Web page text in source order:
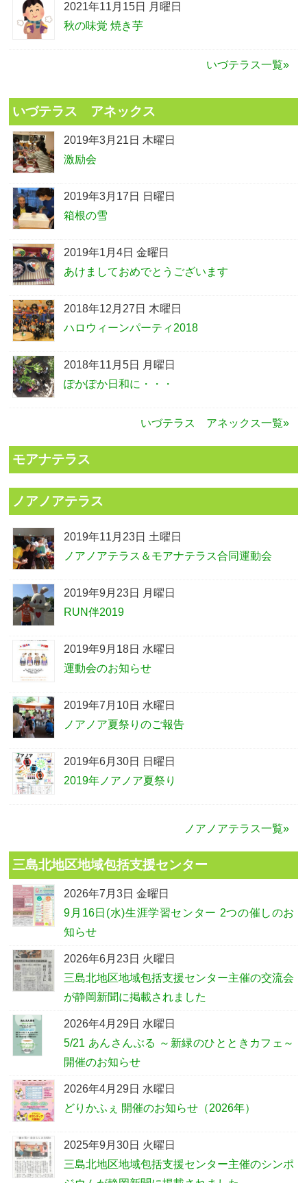
2021年11月15日 月曜日
秋の味覚 焼き芋
いづテラス一覧»
いづテラス アネックス
2019年3月21日 木曜日
激励会
2019年3月17日 日曜日
箱根の雪
2019年1月4日 金曜日
あけましておめでとうございます
2018年12月27日 木曜日
ハロウィーンパーティ2018
2018年11月5日 月曜日
ぽかぽか日和に・・・
いづテラス アネックス一覧»
モアナテラス
ノアノアテラス
2019年11月23日 土曜日
ノアノアテラス＆モアナテラス合同運動会
2019年9月23日 月曜日
RUN伴2019
2019年9月18日 水曜日
運動会のお知らせ
2019年7月10日 水曜日
ノアノア夏祭りのご報告
2019年6月30日 日曜日
2019年ノアノア夏祭り
ノアノアテラス一覧»
三島北地区地域包括支援センター
2026年7月3日 金曜日
9月16日(水)生涯学習センター 2つの催しのお
知らせ
2026年6月23日 火曜日
三島北地区地域包括支援センター主催の交流会
が静岡新聞に掲載されました
2026年4月29日 水曜日
5/21 あんさんぶる ～新緑のひとときカフェ～
開催のお知らせ
2026年4月29日 水曜日
どりかふぇ 開催のお知らせ（2026年）
2025年9月30日 火曜日
三島北地区地域包括支援センター主催のシンポ